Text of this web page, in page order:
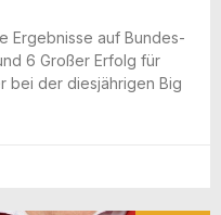
Ergeb­nis­se auf Bun­des­
6 Gro­ßer Erfolg für
bei der dies­jäh­ri­gen Big